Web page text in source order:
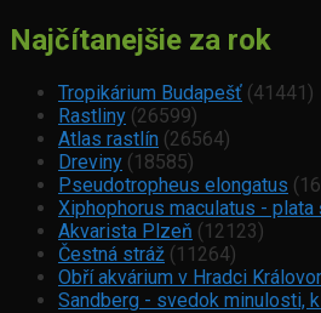
Najčítanejšie za rok
Tropikárium Budapešť (41441)
Rastliny (26599)
Atlas rastlín (26564)
Dreviny (18585)
Pseudotropheus elongatus
Xiphophorus maculatus - plata
Akvarista Plzeň (12123)
Čestná stráž (11264)
Obří akvárium v Hradci
Sandberg - svedok minulosti,